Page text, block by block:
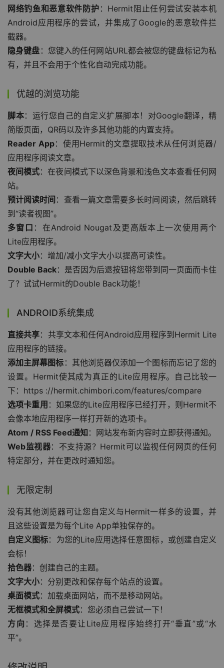
网络钓鱼和恶意软件防护 ：Hermit阻止任何尝试安装本机
Android应用程序的尝试，并集成了Google的恶意软件拦
截器。
隐身键盘 ：您键入的任何网站URL都会被您的键盘标记为私
有，并且不会用于个性化自动完成功能。
优越的浏览功能
脚本：运行您自己的自定义扩展脚本！对Google翻译，精
简版页面，QR码以及许多其他功能的内置支持。
Reader App：使用Hermit的文章提取技术从任何浏览器/
应用程序阅读文章。
夜间模式：在夜间模式下以深色背景和浅色文本查看任何网
站。
预计阅读时间 ：查看一篇文章需要多长时间阅读，然后跳转
到“读者视图”。
多窗口 ：在Android Nougat及更高版本上一次使用两个
Lite应用程序。
文字大小：增加/减小文字大小以提高可读性。
Double Back：是否因为后退按钮将您带到同一页面而卡住
了？试试Hermit的Double Back功能！
ANDROID系统集成
直接共享：共享文本和任何Android应用程序到Hermit Lite
应用程序的链接。
添加主屏幕图标 ：其他浏览器仅添加一个图标而忘记了您的
设置。Hermit使其成为真正的Lite应用程序。自己比较一
下：https ://hermit.chimbori.com/features/compare
选项卡重用 ：如果您的Lite应用程序已经打开，则Hermit不
会像本地应用程序一样打开新的选项卡。
Atom / RSS Feed通知 ：网站发布新内容时立即获得通知。
Web监视器：不支持源？Hermit可以监视任何网页的任何
特定部分，并在更改时通知您。
无限定制
没有其他浏览器可让您自定义与Hermit一样多的设置，并
且这些设置是为每个Lite App单独保存的。
自定义图标：为您的Lite应用选择任意图标，或创建自定义
会标！
拾色器：创建自己的主题。
文字大小：分别更改和保存每个站点的设置。
桌面模式：加载桌面网站，而不是移动网站。
无框模式和全屏模式：您必须自己尝试一下！
方向 ：选择是否要让Lite应用程序始终打开“垂直”或“水
平”。